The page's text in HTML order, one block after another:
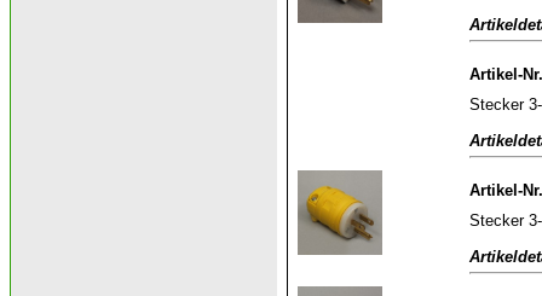
Artikel-
Stecker
Artikel-
Stecker